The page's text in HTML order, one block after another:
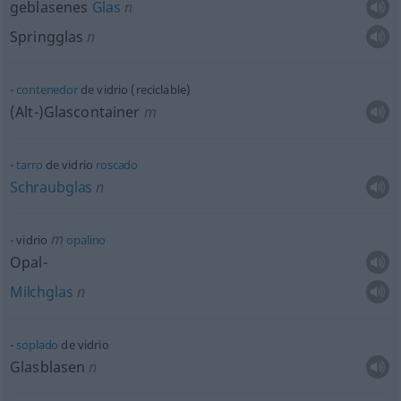
geblasenes Glas n
Springglas n
contenedorde vidrio (reciclable)
(Alt-)Glascontainer m
tarro de vidrio roscado
Schraubglas n
vidrio m opalino
Opal-
Milchglas n
soplado de vidrio
Glasblasen n